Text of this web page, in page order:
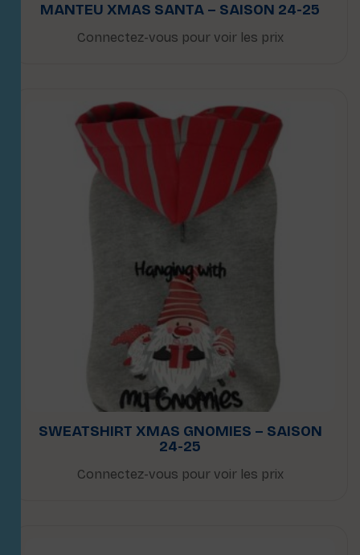
MANTEU XMAS SANTA – SAISON 24-25
Connectez-vous pour voir les prix
SWEATSHIRT XMAS GNOMIES – SAISON
24-25
Connectez-vous pour voir les prix